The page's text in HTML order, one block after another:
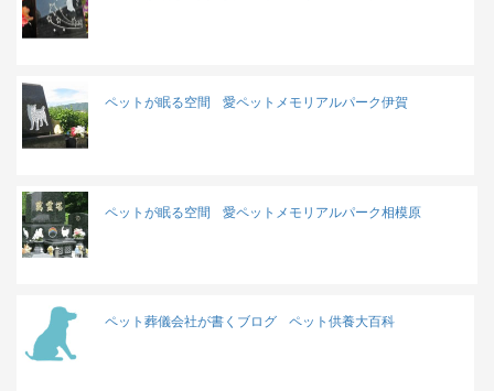
ペットが眠る空間 愛ペットメモリアルパーク伊賀
ペットが眠る空間 愛ペットメモリアルパーク相模原
ペット葬儀会社が書くブログ ペット供養大百科